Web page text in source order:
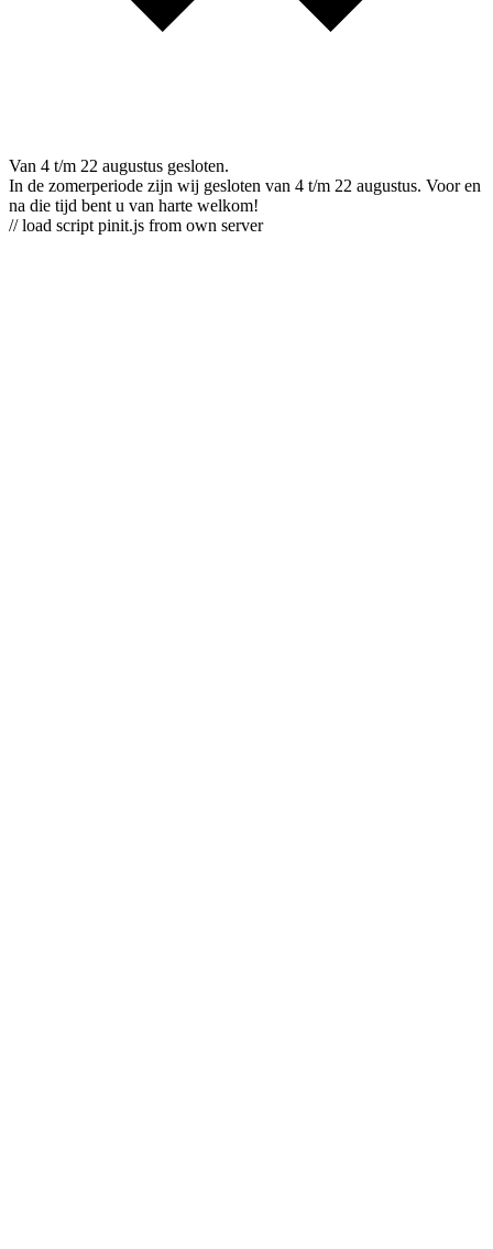
Van 4 t/m 22 augustus gesloten.
In de zomerperiode zijn wij gesloten van 4 t/m 22 augustus. Voor en
na die tijd bent u van harte welkom!
// load script pinit.js from own server